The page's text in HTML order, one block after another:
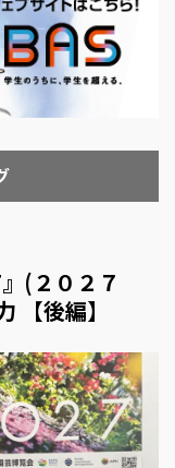
(２０２７
【後編】